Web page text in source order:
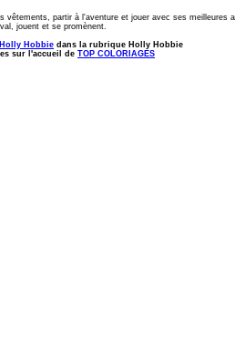
vêtements, partir à l'aventure et jouer avec ses meilleures
jouent et se promènent.
Hobbie dans la rubrique Holly Hobbie
sur l'accueil de TOP COLORIAGES